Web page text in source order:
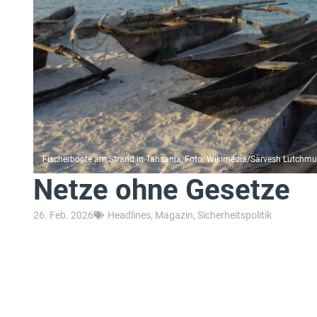
Fischerboote am Strand in Tansania, Foto: Wikimedia/Sarvesh
Netze ohne Gesetze
26. Feb. 2026 Headlines, Magazin, Sicherheitspolitik